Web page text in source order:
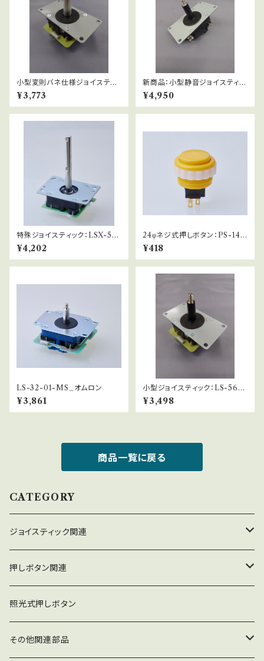
小型変則バネ仕様ジョイスティ
ック：LSH-56-01
¥3,773
新商品：小型静音ジョイスティッ
ク：LSQ-56-MS
¥4,950
特殊ジョイスティック：LSX-57-
01-SE
¥4,202
24φネジ式押しボタン：PS-14-
DN
¥418
LS-32-01-MS_オムロン
¥3,861
小型ジョイスティック：LS-56-0
1
¥3,498
商品一覧に戻る
CATEGORY
ジョイスティック関連
ジョイスティック本体
コネクタ接続型
ファストン端子型
ジョイスティック関連部品
レバーボール
NOBIモデル関連
押しボタン関連
押しボタン_30φ
30φ_ネジ式
押しボタン_24φ
照光式押しボタン
その他関連部品